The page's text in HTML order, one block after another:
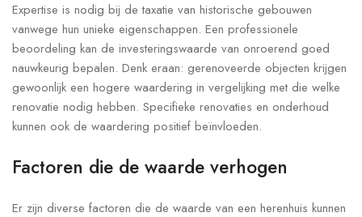
Expertise is nodig bij de taxatie van historische gebouwen
vanwege hun unieke eigenschappen. Een professionele
beoordeling kan de investeringswaarde van onroerend goed
nauwkeurig bepalen. Denk eraan: gerenoveerde objecten krijgen
gewoonlijk een hogere waardering in vergelijking met die welke
renovatie nodig hebben. Specifieke renovaties en onderhoud
kunnen ook de waardering positief beïnvloeden.
Factoren die de waarde verhogen
Er zijn diverse factoren die de waarde van een herenhuis kunnen